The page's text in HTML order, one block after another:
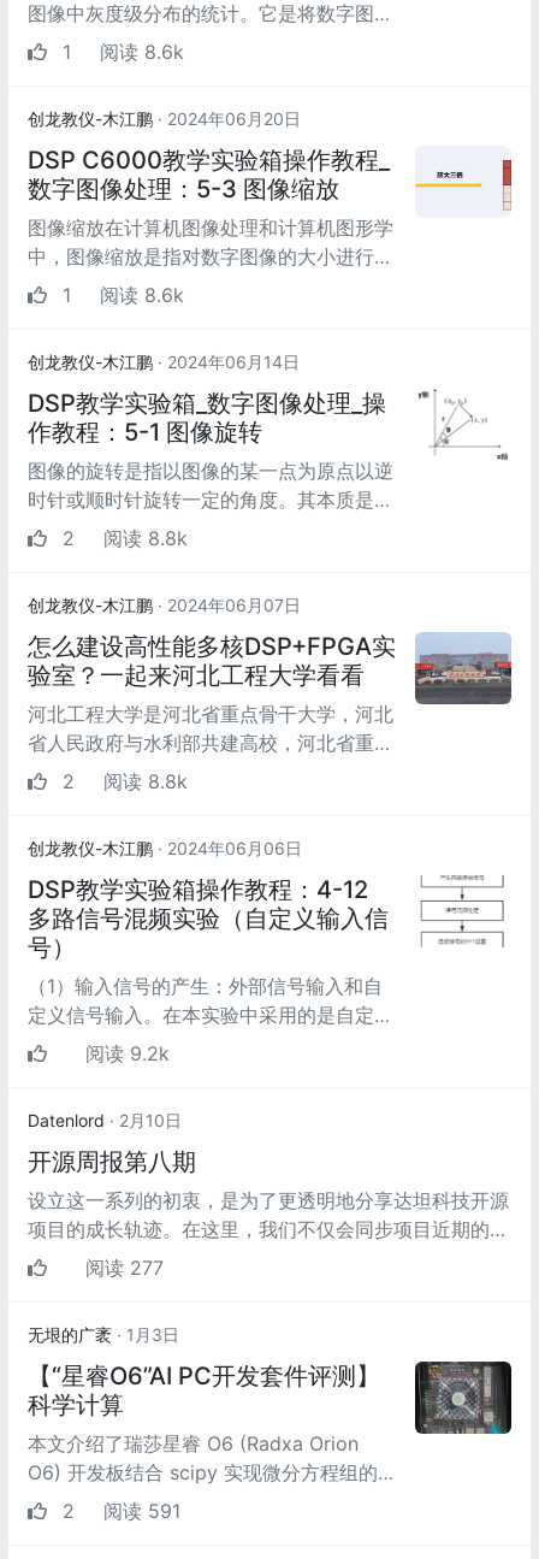
图像中灰度级分布的统计。它是将数字图像
中的所有像素，按照灰度值的大小，统计其
1 阅读 8.6k
创龙教仪-木江鹏 · 2024年06月20日
DSP C6000教学实验箱操作教程_
数字图像处理：5-3 图像缩放
图像缩放在计算机图像处理和计算机图形学
中，图像缩放是指对数字图像的大小进行调
整的过程。图像缩放是一种非平滑的过程，
1 阅读 8.6k
创龙教仪-木江鹏 · 2024年06月14日
DSP教学实验箱_数字图像处理_操
作教程：5-1 图像旋转
图像的旋转是指以图像的某一点为原点以逆
时针或顺时针旋转一定的角度。其本质是以
图像的中心为原点，将图像上的所有像素都
2 阅读 8.8k
创龙教仪-木江鹏 · 2024年06月07日
怎么建设高性能多核DSP+FPGA实
验室？一起来河北工程大学看看
河北工程大学是河北省重点骨干大学，河北
省人民政府与水利部共建高校，河北省重点
支持的国内一流大学建设高校，河北省文明
2 阅读 8.8k
创龙教仪-木江鹏 · 2024年06月06日
DSP教学实验箱操作教程：4-12
多路信号混频实验（自定义输入信
号）
（1）输入信号的产生：外部信号输入和自
定义信号输入。在本实验中采用的是自定义
信号输入，自定义两路输入信号分别为：
阅读 9.2k
Datenlord · 2月10日
开源周报第八期
设立这一系列的初衷，是为了更透明地分享达坦科技开源
项目的成长轨迹。在这里，我们不仅会同步项目近期的核
心开发进展与技术突破，更将...
阅读 277
无垠的广袤 · 1月3日
【“星睿O6”AI PC开发套件评测】
科学计算
本文介绍了瑞莎星睿 O6 (Radxa Orion
O6) 开发板结合 scipy 实现微分方程组的
数值求解的项目设计，结合具体实际物理问
2 阅读 591